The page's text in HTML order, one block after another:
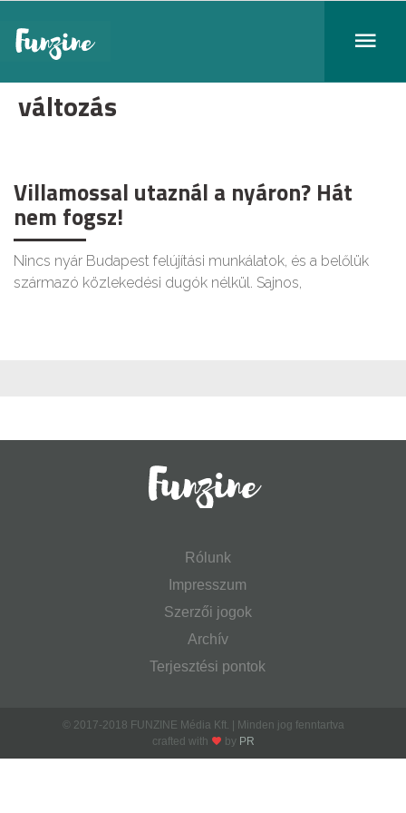
változás
Villamossal utaznál a nyáron? Hát
nem fogsz!
Nincs nyár Budapest felújítási munkálatok, és a belőlük
származó közlekedési dugók nélkül. Sajnos,
Rólunk
Impresszum
Szerzői jogok
Archív
Terjesztési pontok
© 2017-2018 FUNZINE Média Kft. | Minden jog fenntartva
crafted with
by PR